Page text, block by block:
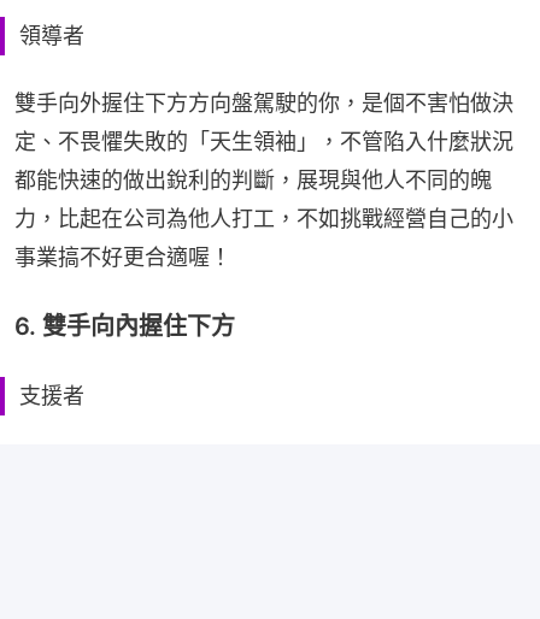
領導者
雙手向外握住下方方向盤駕駛的你，是個不害怕做決
定、不畏懼失敗的「天生領袖」，不管陷入什麼狀況
都能快速的做出銳利的判斷，展現與他人不同的魄
力，比起在公司為他人打工，不如挑戰經營自己的小
事業搞不好更合適喔！
6. 雙手向內握住下方
支援者